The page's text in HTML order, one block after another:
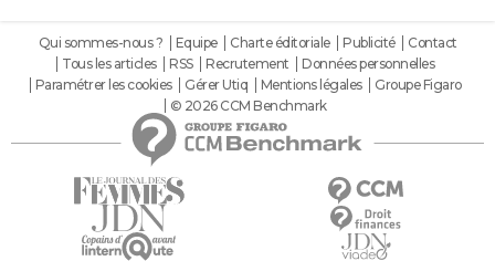
Qui sommes-nous ? Equipe Charte éditoriale Publicité
Contact
Tous les articles
RSS Recrutement
Données personnelles
Paramétrer les cookies
Gérer Utiq Mentions légales
Groupe Figaro
© 2026 CCM Benchmark